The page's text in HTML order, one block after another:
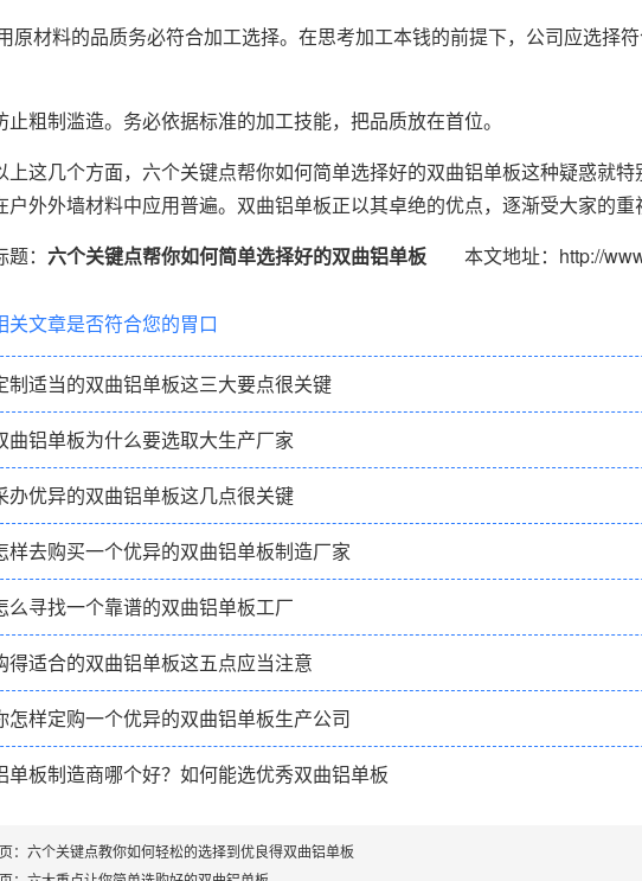
原材料的品质务必符合加工选择。在思考加工本钱的前提下，公司应选择
止粗制滥造。务必依据标准的加工技能，把品质放在首位。
上这几个方面，六个关键点帮你如何简单选择好的双曲铝单板这种疑惑就
户外外墙材料中应用普遍。双曲铝单板正以其卓绝的优点，逐渐受大家的重
： 六个关键点帮你如何简单选择好的双曲铝单板 本文地址：http://
关文章是否符合您的胃口
制适当的双曲铝单板这三大要点很关键
曲铝单板为什么要选取大生产厂家
办优异的双曲铝单板这几点很关键
样去购买一个优异的双曲铝单板制造厂家
么寻找一个靠谱的双曲铝单板工厂
得适合的双曲铝单板这五点应当注意
怎样定购一个优异的双曲铝单板生产公司
单板制造商哪个好？如何能选优秀双曲铝单板
： 六个关键点教你如何轻松的选择到优良得双曲铝单板